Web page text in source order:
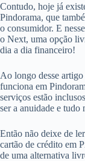
Contudo, hoje já
Pindorama, que
o consumidor. E
o Next, uma opção
dia a dia financeiro!
Ao longo desse
funciona em
serviços estão
ser a anuidade e tudo
Então não deixe de
cartão de crédito em
de uma alternativa